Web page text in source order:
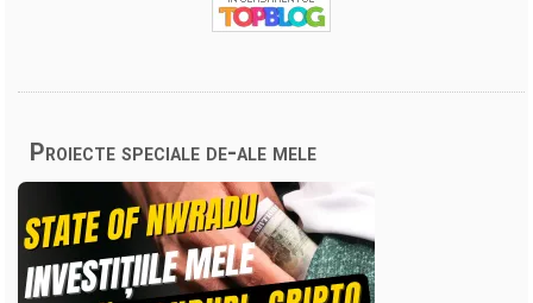
Proiecte speciale de-ale mele